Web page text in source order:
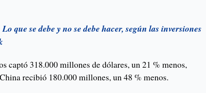
Lo que se debe y no se debe hacer, según las inversiones
captó 318.000 millones de dólares, un 21 % menos,
recibió 180.000 millones, un 48 % menos.